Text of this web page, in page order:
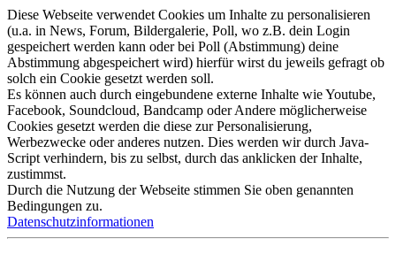
Diese Webseite verwendet Cookies um Inhalte zu personalisieren
(u.a. in News, Forum, Bildergalerie, Poll, wo z.B. dein Login
gespeichert werden kann oder bei Poll (Abstimmung) deine
Abstimmung abgespeichert wird) hierfür wirst du jeweils gefragt ob
solch ein Cookie gesetzt werden soll.
Es können auch durch eingebundene externe Inhalte wie Youtube,
Facebook, Soundcloud, Bandcamp oder Andere möglicherweise
Cookies gesetzt werden die diese zur Personalisierung,
Werbezwecke oder anderes nutzen. Dies werden wir durch Java-
Script verhindern, bis zu selbst, durch das anklicken der Inhalte,
zustimmst.
Durch die Nutzung der Webseite stimmen Sie oben genannten
Bedingungen zu.
Datenschutzinformationen